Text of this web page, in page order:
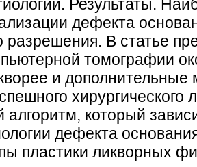
Результаты.
дефекта
В статье
томографии
и дополнительные
хирургического
который
дефекта
пластики ликворных